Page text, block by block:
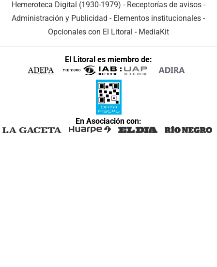
Hemeroteca Digital (1930-1979) - Receptorías de avisos -
Administración y Publicidad - Elementos institucionales -
Opcionales con El Litoral - MediaKit
El Litoral es miembro de:
En Asociación con: